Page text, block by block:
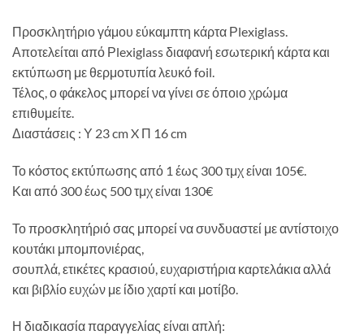
Προσκλητήριο γάμου εύκαμπτη κάρτα Ρlexiglass.
Αποτελείται από Ρlexiglass διαφανή εσωτερική κάρτα και
εκτύπωση με θερμοτυπία λευκό foil.
Τέλος, ο φάκελος μπορεί να γίνει σε όποιο χρώμα
επιθυμείτε.
Διαστάσεις : Υ 23 cm X Π 16 cm
Το κόστος εκτύπωσης από 1 έως 300 τμχ είναι 105€.
Και από 300 έως 500 τμχ είναι 130€
Το προσκλητήριό σας μπορεί να συνδυαστεί με αντίστοιχο
κουτάκι μπομπονιέρας,
σουπλά, ετικέτες κρασιού, ευχαριστήρια καρτελάκια αλλά
και βιβλίο ευχών με ίδιο χαρτί και μοτίβο.
Η διαδικασία παραγγελίας είναι απλή: